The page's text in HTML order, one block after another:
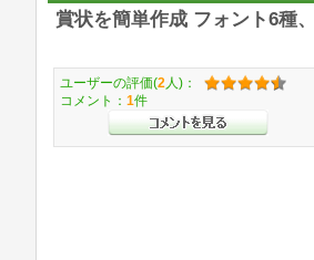
賞状を簡単作成 フォント6種
ユーザーの評価(2 人)：
コメント： 1件